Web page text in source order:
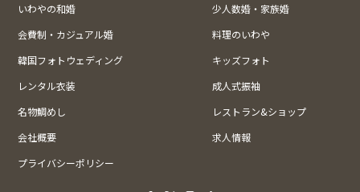
いわやの和婚
少人数婚・家族婚
会費制・カジュアル婚
料理のいわや
韓国フォトウェディング
キッズフォト
レンタル衣装
成人式振袖
名物鯛めし
レストラン&ショップ
会社概要
求人情報
プライバシーポリシー